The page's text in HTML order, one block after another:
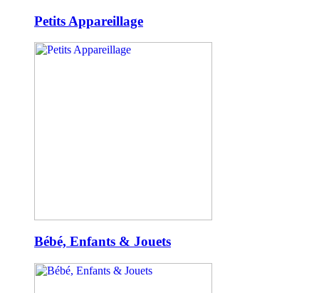
Petits Appareillage
Bébé, Enfants & Jouets